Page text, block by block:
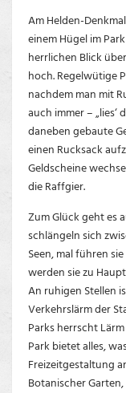
Am Helden-
einem Hügel im
herrlichen Blick
hoch. Regelwütige
nachdem man mit
auch immer – „lies‘
daneben gebaute
einen Rucksack
Geldscheine
die Raffgier.
Zum Glück geht es
schlängeln sich
Seen, mal führen
werden sie zu
An ruhigen Stellen
Verkehrslärm der
Parks herrscht
Park bietet alles,
Freizeitgestaltung
Botanischer